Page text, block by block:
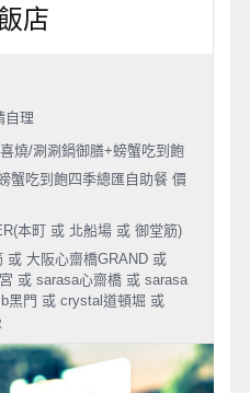
店
自理
燒/涮涮鍋御膳+螃蟹吃到飽
蟹吃到飽四季總匯自助餐 價
本町 或 北船場 或 御堂筋)
或 大阪心齋橋GRAND 或
或 sarasa心齋橋 或 sarasa
黑門 或 crystal道頓堀 或